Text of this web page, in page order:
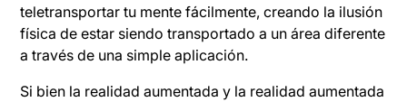
teletransportar tu mente fácilmente, creando la ilusión
física de estar siendo transportado a un área diferente
a través de una simple aplicación.
Si bien la realidad aumentada y la realidad aumentada